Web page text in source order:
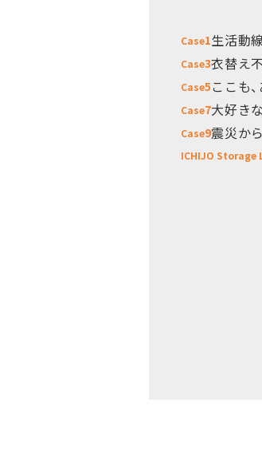
Case1生活動
Case3衣替え
Case5 ここも
Case7大好き
Case9震災か
ICHIJO Storage